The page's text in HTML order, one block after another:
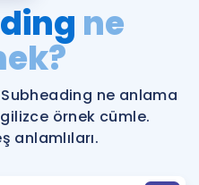
Gramer
ne
ne anlama
örnek cümle.
anlamlıları.